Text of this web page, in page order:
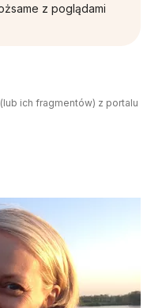
z poglądami
ich fragmentów) z portalu